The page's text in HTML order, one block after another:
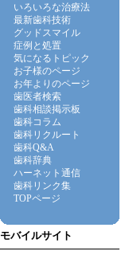
いろいろな治療法
最新歯科技術
グッドスマイル
症例と処置
気になるトピック
お子様のページ
お年よりのページ
歯医者検索
歯科相談掲示板
歯科コラム
歯科リクルート
歯科Q&A
歯科辞典
ハーネット通信
歯科リンク集
TOPページ
モバイルサイト